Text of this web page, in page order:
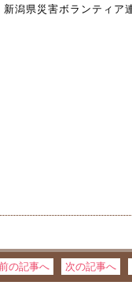
潟県災害ボランティ
の記事へ 次の記事へ